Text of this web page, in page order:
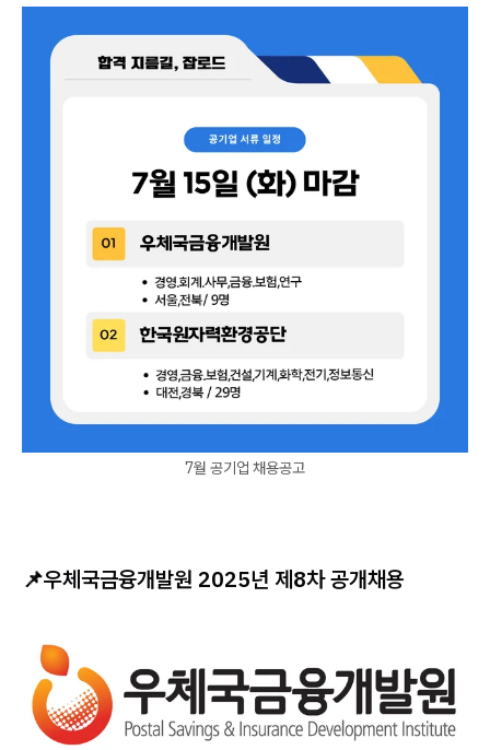
7월 공기업 채용공고
📌우체국금융개발원 2025년 제8차 공개채용